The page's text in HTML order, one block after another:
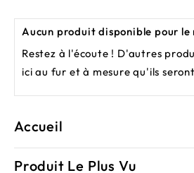
Aucun produit disponible pour le
Restez à l'écoute ! D'autres
ici au fur et à mesure qu'ils
Accueil
Produit Le Plus Vu